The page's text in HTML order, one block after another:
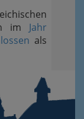
im Jahr
als